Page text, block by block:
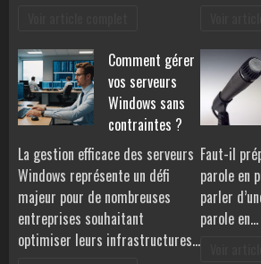
Comment gérer
vos serveurs
Windows sans
contraintes ?
La gestion efficace des serveurs
Windows représente un défi
majeur pour de nombreuses
entreprises souhaitant
optimiser leurs infrastructures…
Faut-il
parole en
parler
parole en…